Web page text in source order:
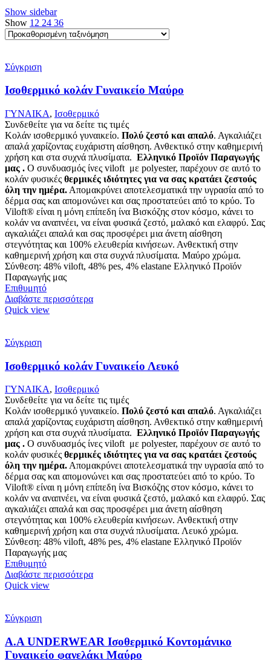
Show sidebar
Show 12 24 36
Σύγκριση
Ισοθερμικό κολάν Γυναικείο Μαύρο
ΓΥΝΑΙΚΑ, Ισοθερμικό
Συνδεθείτε για να δείτε τις τιμές
Κολάν ισοθερμικό γυναικείο. Πολύ ζεστό και απαλό. Αγκαλιάζει
απαλά χαρίζοντας ευχάριστη αίσθηση. Ανθεκτικό στην καθημερινή
χρήση και στα συχνά πλυσίματα. Ελληνικό Προϊόν Παραγωγής
μας . Ο συνδυασμός ίνες viloft με polyester, παρέχουν σε αυτό το
κολάν φυσικές θερμικές ιδιότητες για να σας κρατάει ζεστούς
όλη την ημέρα. Απομακρύνει αποτελεσματικά την υγρασία από το
δέρμα σας και απομονώνει και σας προστατεύει από το κρύο. Το
Viloft® είναι η μόνη επίπεδη ίνα Βισκόζης στον κόσμο, κάνει το
κολάν να αναπνέει, να είναι φυσικά ζεστό, μαλακό και ελαφρύ. Σας
αγκαλιάζει απαλά και σας προσφέρει μια άνετη αίσθηση
στεγνότητας και 100% ελευθερία κινήσεων. Ανθεκτική στην
καθημερινή χρήση και στα συχνά πλυσίματα. Μαύρο χρώμα.
Σύνθεση: 48% viloft, 48% pes, 4% elastane Ελληνικό Προϊόν
Παραγωγής μας
Επιθυμητό
Διαβάστε περισσότερα
Quick view
Σύγκριση
Ισοθερμικό κολάν Γυναικείο Λευκό
ΓΥΝΑΙΚΑ, Ισοθερμικό
Συνδεθείτε για να δείτε τις τιμές
Κολάν ισοθερμικό γυναικείο. Πολύ ζεστό και απαλό. Αγκαλιάζει
απαλά χαρίζοντας ευχάριστη αίσθηση. Ανθεκτικό στην καθημερινή
χρήση και στα συχνά πλυσίματα. Ελληνικό Προϊόν Παραγωγής
μας . Ο συνδυασμός ίνες viloft με polyester, παρέχουν σε αυτό το
κολάν φυσικές θερμικές ιδιότητες για να σας κρατάει ζεστούς
όλη την ημέρα.Απομακρύνει αποτελεσματικά την υγρασία από το
δέρμα σας και απομονώνει και σας προστατεύει από το κρύο. Το
Viloft® είναι η μόνη επίπεδη ίνα Βισκόζης στον κόσμο, κάνει το
κολάν να αναπνέει, να είναι φυσικά ζεστό, μαλακό και ελαφρύ. Σας
αγκαλιάζει απαλά και σας προσφέρει μια άνετη αίσθηση
στεγνότητας και 100% ελευθερία κινήσεων. Ανθεκτική στην
καθημερινή χρήση και στα συχνά πλυσίματα. Λευκό χρώμα.
Σύνθεση: 48% viloft, 48% pes, 4% elastane Ελληνικό Προϊόν
Παραγωγής μας
Επιθυμητό
Διαβάστε περισσότερα
Quick view
Σύγκριση
Α.A UNDERWEAR Ισοθερμικό Κοντομάνικο
Γυναικείο φανελάκι Μαύρο